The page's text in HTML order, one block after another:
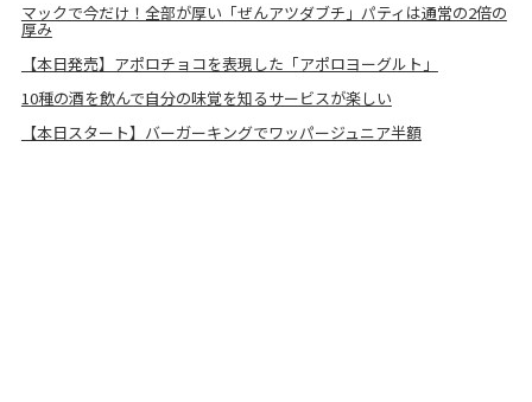
マックで今だけ！全部が厚い「ぜんアツダブチ」パティは通常の2倍の
厚み
【本日発売】アポロチョコを表現した「アポロヨーグルト」
10種の酒を飲んで自分の味覚を知るサービスが楽しい
【本日スタート】バーガーキングでワッパージュニア半額